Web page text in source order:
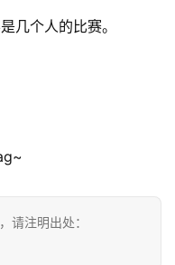
几个人的比赛。
请注明出处：